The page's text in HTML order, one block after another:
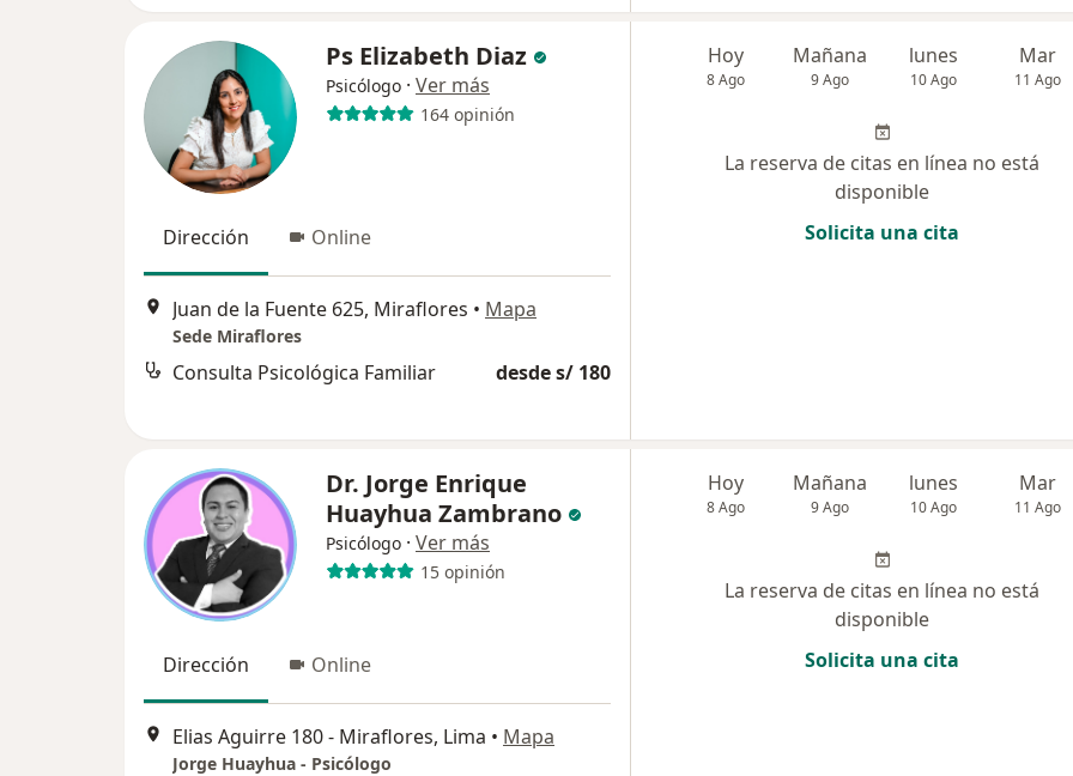
Ps Elizabeth Diaz
Psicólogo · Ver más
164 opinión
Dirección Online
Juan de la Fuente 625, Miraflores • Mapa
Sede Miraflores
Consulta Psicológica Familiar desde s/ 180
Hoy
8 Ago
Mañana
9 Ago
lunes
10 Ago
Mar
11 Ago
La reserva de citas en línea no está
disponible
Solicita una cita
Dr. Jorge Enrique
Huayhua Zambrano
Psicólogo · Ver más
15 opinión
Dirección Online
Elias Aguirre 180 - Miraflores, Lima • Mapa
Jorge Huayhua - Psicólogo
Hoy
8 Ago
Mañana
9 Ago
lunes
10 Ago
Mar
11 Ago
La reserva de citas en línea no está
disponible
Solicita una cita